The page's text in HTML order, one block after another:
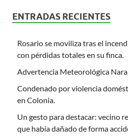
ENTRADAS RECIENTES
Rosario se moviliza tras el
con pérdidas totales en su finca.
Advertencia Meteorológica
Condenado por violencia
en Colonia.
Un gesto para destacar: vecino
que había dañado de forma